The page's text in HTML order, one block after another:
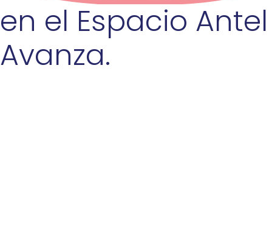
en el Espacio Antel
Avanza.